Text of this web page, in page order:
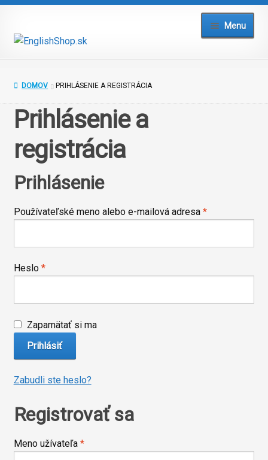
na
navigáciu
na
obsah
Menu
Testy a cvičenia
Slovníky
Kurzy
Prihlásiť
DOMOV PRIHLÁSENIE A REGISTRÁCIA
Prihlásenie a
registrácia
Prihlásenie
Používateľské meno alebo e-mailová adresa *Povinné
Heslo *Povinné
Zapamätať si ma
Prihlásiť
Zabudli ste heslo?
Registrovať sa
Meno užívateľa *Povinné